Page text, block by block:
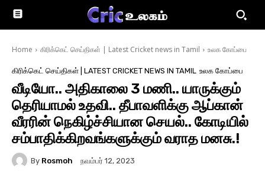
Home கிரிக்கெட் செய்திகள் | Latest Cricket news in Tamil உலக கோப்பை
கிரிக்கெட் செய்திகள் | LATEST CRICKET NEWS IN TAMIL உலக கோப்பை
வீடியோ.. அதிகாலை 3 மணி.. யாருக்கும்
தெரியாமல் உதவி.. தீபாவளிக்கு ஆப்கான்
வீரரின் நெகிழ்ச்சியான செயல்.. கோடியில்
சம்பாதிக்கிறவங்களுக்கும் வராத மனசு.!
By Rosmoh நவம்பர் 12, 2023